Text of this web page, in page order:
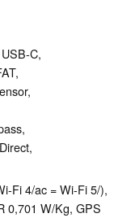
C,
Fi 4/ac = Wi-Fi 5/),
0,701 W/Kg, GPS